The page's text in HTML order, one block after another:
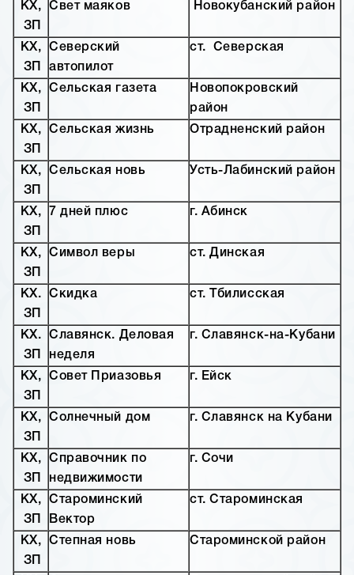
КХ,
ЗП
Свет маяков Новокубанский район
КХ,
ЗП
Северский
автопилот
ст. Северская
КХ,
ЗП
Сельская газета
Новопокровский
район
КХ,
ЗП
Сельская жизнь Отрадненский район
КХ,
ЗП
Сельская новь Усть-Лабинский район
КХ,
ЗП
7 дней плюс г. Абинск
КХ,
ЗП
Символ веры ст. Динская
КХ.
ЗП
Скидка ст. Тбилисская
КХ.
ЗП
Славянск. Деловая
неделя
г. Славянск-на-Кубани
КХ,
ЗП
Совет Приазовья г. Ейск
КХ,
ЗП
Солнечный дом г. Славянск на Кубани
КХ,
ЗП
Справочник по
недвижимости
г. Сочи
КХ,
ЗП
Староминский
Вектор
ст. Староминская
КХ,
ЗП
Степная новь Староминской район